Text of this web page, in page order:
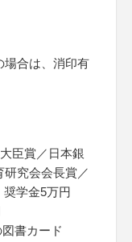
合は、消印有
臣賞／日本銀
究会会長賞／
学金5万円
書カード